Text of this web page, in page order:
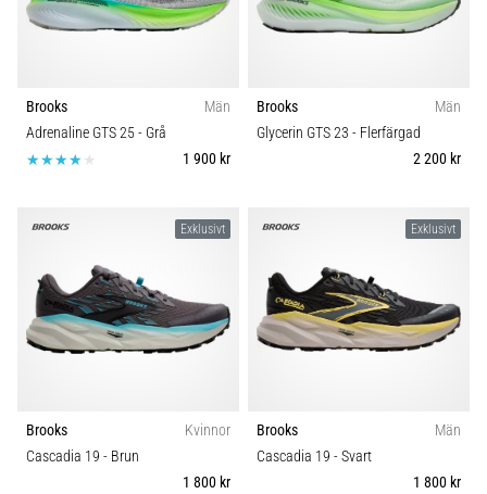
Brooks
Män
Adrenaline GTS 25- Grå
1 900 kr
Brooks
Män
Glycerin GTS 23 - Flerfärgad
2 200 kr
Exklusivt
Brooks
Kvinnor
Cascadia 19 - Brun
1 800 kr
Exklusivt
Brooks
Män
Cascadia 19 - Svart
1 800 kr